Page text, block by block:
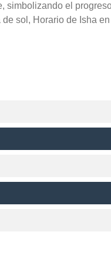
simbolizando el
sol, Horario de Isha